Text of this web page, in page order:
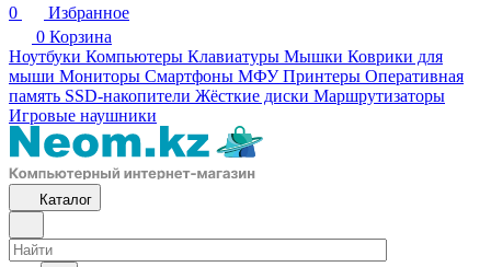
0
Избранное
0 Корзина
Ноутбуки Компьютеры Клавиатуры Мышки Коврики для
мыши Мониторы Смартфоны МФУ Принтеры Оперативная
память SSD-накопители Жёсткие диски Маршрутизаторы
Игровые наушники
Каталог